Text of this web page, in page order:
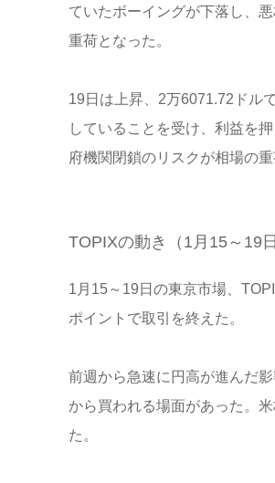
ていたボーイングが下落し、
重荷となった。
19日は上昇、2万6071.72ドル
していることを受け、利益を
府機関閉鎖のリスクが相場の重
TOPIXの動き（1月15～19日
1月15～19日の東京市場、
ポイントで取引を終えた。
前週から急速に円高が進んだ
から買われる場面があった。
た。